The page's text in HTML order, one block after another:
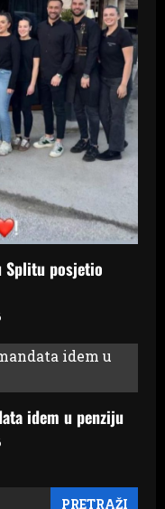
Splitu posjetio
idem u penziju